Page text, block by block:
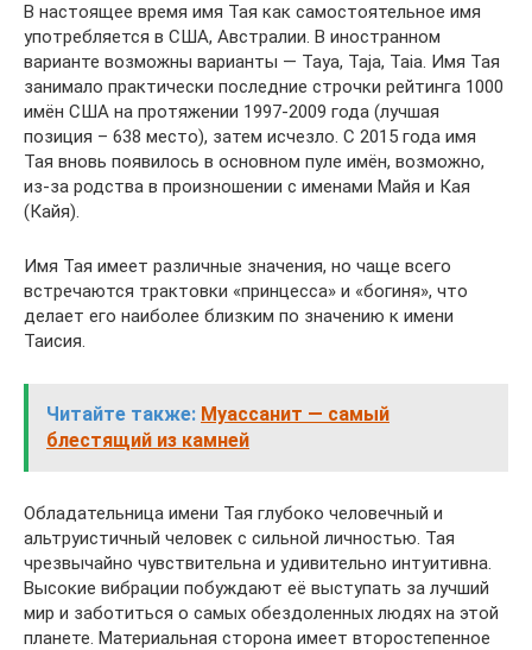
В настоящее время имя Тая как самостоятельное имя
употребляется в США, Австралии. В иностранном
варианте возможны варианты — Taya, Taja, Taia. Имя Тая
занимало практически последние строчки рейтинга 1000
имён США на протяжении 1997-2009 года (лучшая
позиция – 638 место), затем исчезло. С 2015 года имя
Тая вновь появилось в основном пуле имён, возможно,
из-за родства в произношении с именами Майя и Кая
(Кайя).
Имя Тая имеет различные значения, но чаще всего
встречаются трактовки «принцесса» и «богиня», что
делает его наиболее близким по значению к имени
Таисия.
Читайте также: Муассанит — самый
блестящий из камней
Обладательница имени Тая глубоко человечный и
альтруистичный человек с сильной личностью. Тая
чрезвычайно чувствительна и удивительно интуитивна.
Высокие вибрации побуждают её выступать за лучший
мир и заботиться о самых обездоленных людях на этой
планете. Материальная сторона имеет второстепенное